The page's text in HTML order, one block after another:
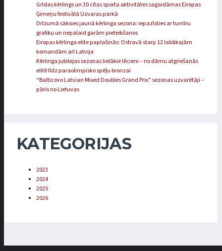
Grīdas kērlings un 30 citas sporta aktivitātes sagaidāmas Eiropas
Ģimeņu festivālā Uzvaras parkā
Drīzumā sāksies jaunā kērlinga sezona: iepazīsties ar turnīru
grafiku un nepalaid garām pieteikšanos
Eiropas kērlinga elite paplašinās: Ostravā starp 12 labākajām
komandām arī Latvija
Kērlinga jubilejas sezonas lielākie lēcieni – no dāmu atgriešanās
elitē līdz paraolimpisko spēļu bronzai
“Balticovo Latvian Mixed Doubles Grand Prix” sezonas uzvarētāji –
pāris no Lietuvas
KATEGORIJAS
2023
2024
2025
2026